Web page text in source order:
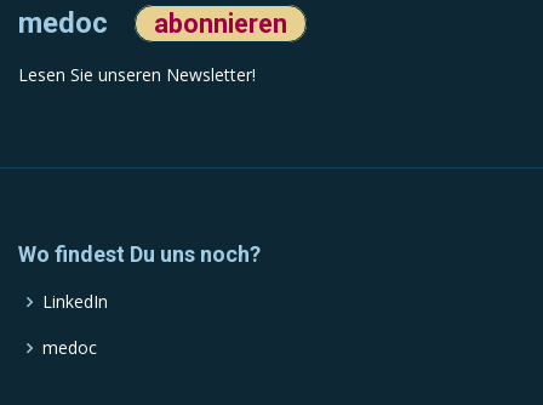
medoc abonnieren
Lesen Sie unseren Newsletter!
Wo findest Du uns noch?
LinkedIn
medoc